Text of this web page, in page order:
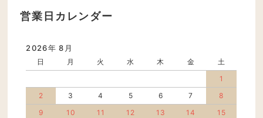
営業日カレンダー
2026年 8月
日 月 火 水 木 金
土
1
2
3 4 5 6 7
8
9
10 11 12 13 14
15